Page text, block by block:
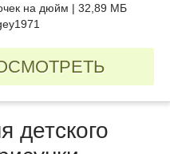
на дюйм | 32,89 МБ
детского